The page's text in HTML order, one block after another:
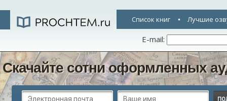
Список книг Лучшие
E-mail:
Скачайте сотни оформленных